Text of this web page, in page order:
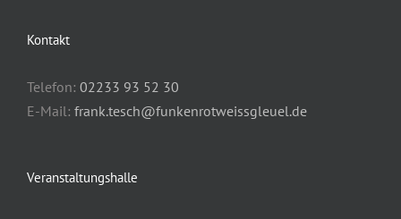
Kontakt
Telefon: 02233 93 52 30
E-Mail: frank.tesch@funkenrotweissgleuel.de
Veranstaltungshalle